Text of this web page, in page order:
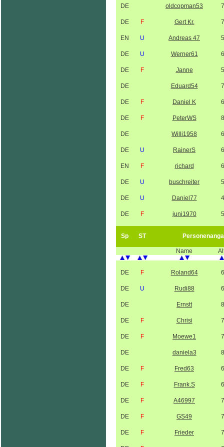
DE oldcopman53
DE F Gert Kr.
EN U Andreas 47
DE U Werner61
DE F Janne
DE Eduard54
DE F Daniel K
DE F PeterWS
DE Willi1958
DE U RainerS
EN F richard
DE U buschreiter
DE U Daniel77
DE F juni1970
Sp ST
Name
DE F Roland64
DE U Rudi88
DE Ernstt
DE F Chrisi
DE F Moewe1
DE daniela3
DE F Fred63
DE F Frank.S
DE F A46997
DE F GS49
DE F Frieder